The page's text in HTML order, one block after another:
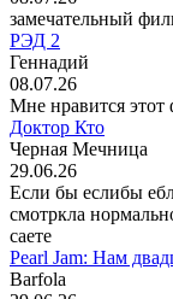
замечательный
РЭД 2
Геннадий
08.07.26
Мне нравится этот
Доктор Кто
Черная Мечница
29.06.26
Если бы еслибы
смотркла
саете
Pearl Jam: Нам
Barfola